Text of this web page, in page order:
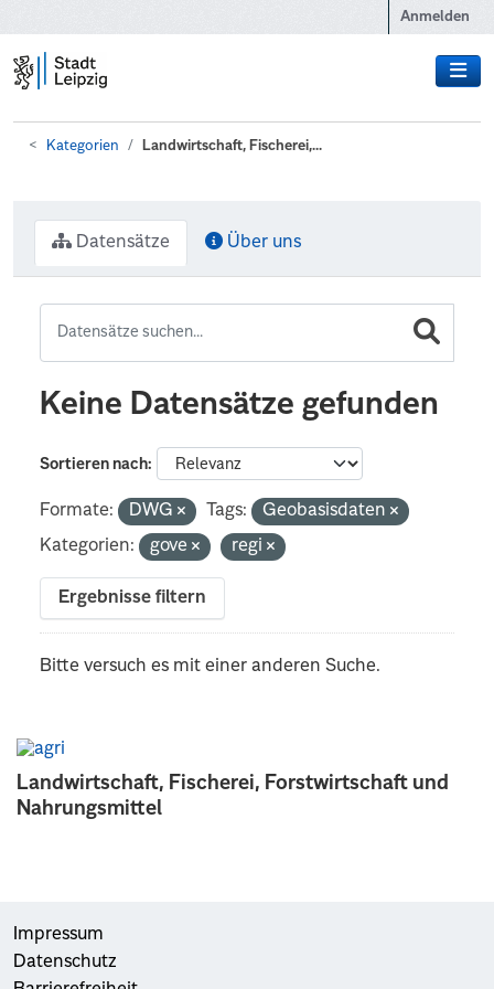
Anmelden
Kategorien Landwirtschaft, Fischerei,...
Landwirtschaft, Fischerei, Forstwirtschaft und
Nahrungsmittel
Datensätze Über uns
Keine Datensätze gefunden
Sortieren nach
Formate: DWG Tags:
Geobasisdaten
Kategorien:
gove regi
Ergebnisse filtern
Bitte versuch es mit einer anderen Suche.
Impressum
Datenschutz